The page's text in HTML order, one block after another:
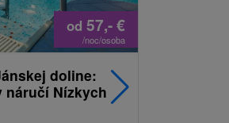
od 57,-€
/noc/osoba
doline:
náručí Nízkych